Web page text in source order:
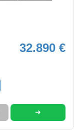
32.890 €
➜